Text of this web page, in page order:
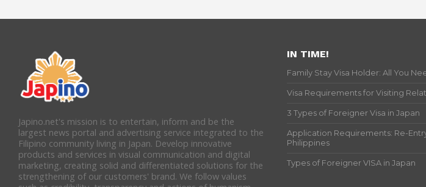
Japino.net's mission is to entertain, inform and be the
largest news portal and advertising service integrated to the
Filipino community living in Japan. Develop innovative
products and services in visual communication and digital
marketing, creating solid and differentiated solutions for the
strengthening of our customers' brand. We follow values
IN TIME!
Family Stay Visa Holder: All You
Visa Requirements for Visiting
3 Types of Foreigner Visa in Japan
Application Requirements: Re-
Philippines
Types of Foreigner VISA in Japan